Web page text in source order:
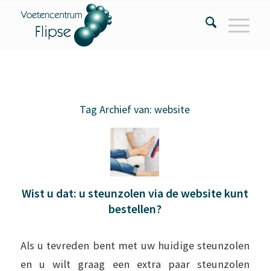
Tag Archief van:website
Wist u dat: u steunzolen via de website kunt
bestellen?
Als u tevreden bent met uw huidige steunzolen
en u wilt graag een extra paar steunzolen